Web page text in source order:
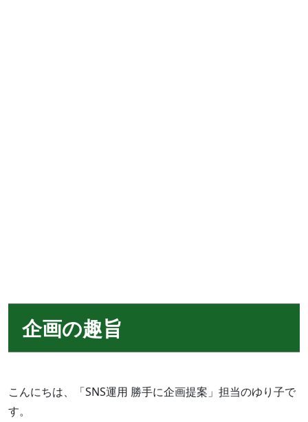
企画の趣旨
こんにちは、「SNS運用 勝手に企画提案」担当のゆり子で
す。